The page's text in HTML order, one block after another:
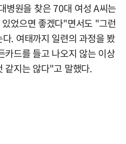
병원을 찾은 70대 여성 A씨는
었으면 좋겠다"면서도 "그런
. 여태까지 일련의 과정을 봤
카드를 들고 나오지 않는 이상
같지는 않다"고 말했다.